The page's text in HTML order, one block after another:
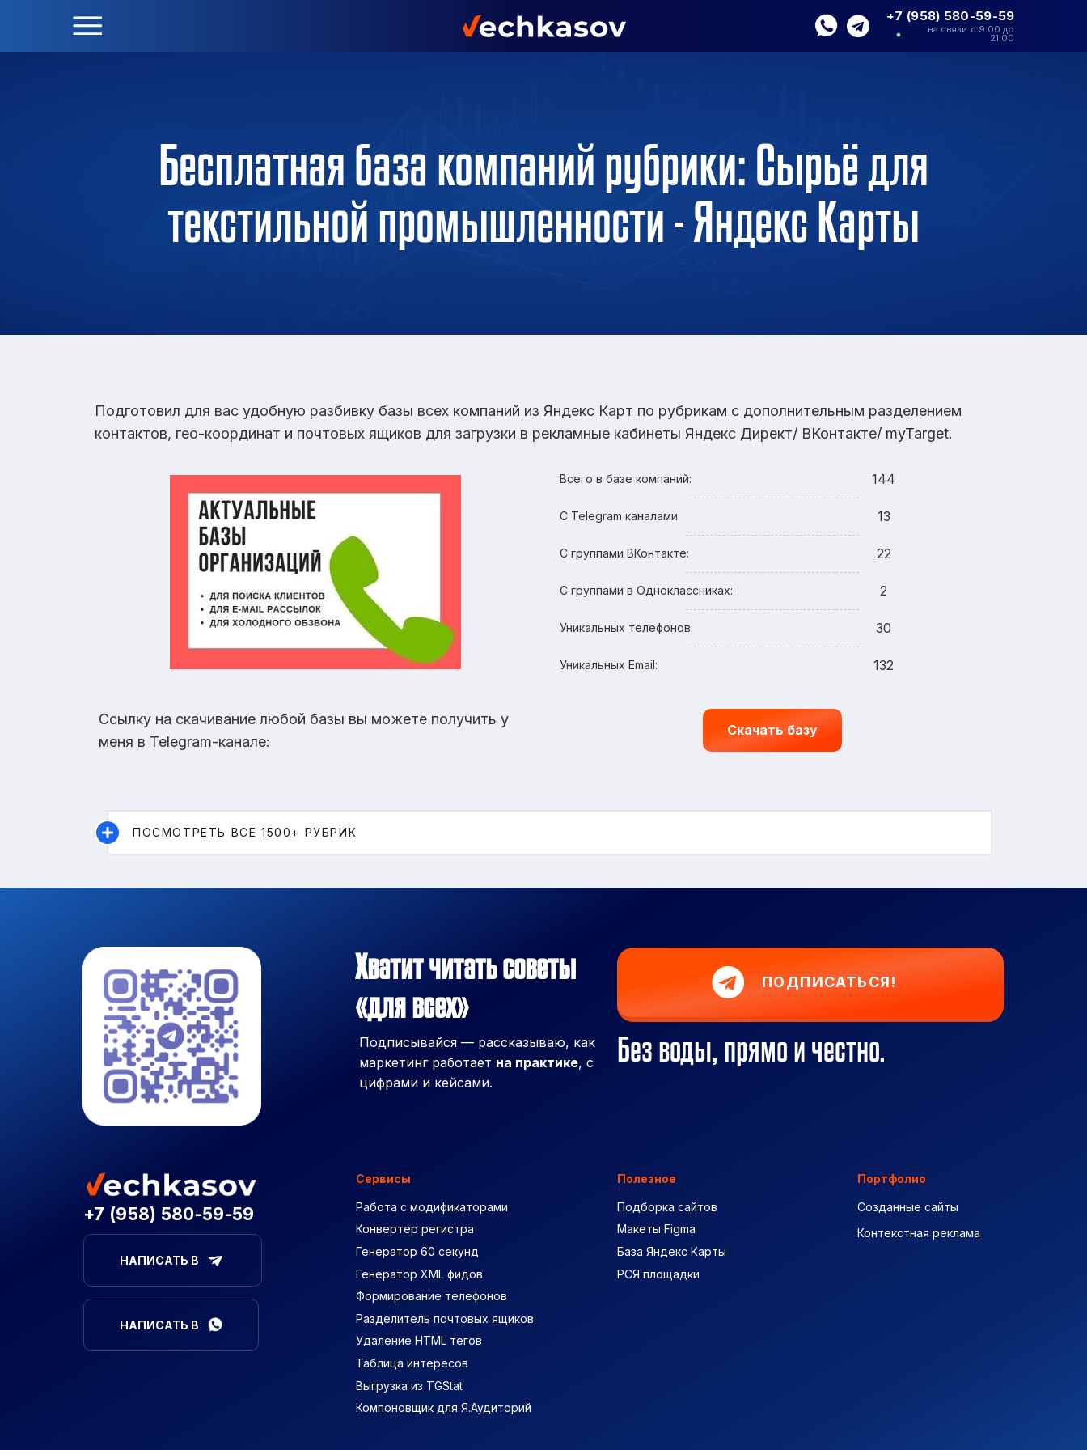
+7 (958) 580-59-59
на связи с 9:00 до
21:00
Бесплатная база компаний рубрики: Сырьё для
текстильной промышленности - Яндекс Карты
Подготовил для вас удобную разбивку базы всех компаний из Яндекс Карт по рубрикам с дополнительным разделением
контактов, гео-координат и почтовых ящиков для загрузки в рекламные кабинеты Яндекс Директ/ ВКонтакте/ myTarget.
Всего в базе компаний: 144
С Telegram каналами: 13
С группами ВКонтакте: 22
С группами в Одноклассниках: 2
Уникальных телефонов: 30
Уникальных Email: 132
Ссылку на скачивание любой базы вы можете получить у
меня в Telegram-канале:
Скачать базу
ПОСМОТРЕТЬ ВСЕ 1500+ РУБРИК
Хватит читать советы
«для всех»
Подписывайся — рассказываю, как
маркетинг работает на практике, с
цифрами и кейсами.
ПОДПИСАТЬСЯ!
Без воды, прямо и честно.
+7 (958) 580-59-59
НАПИСАТЬ В
НАПИСАТЬ В
Сервисы
Работа с модификаторами
Конвертер регистра
Генератор 60 секунд
Генератор XML фидов
Формирование телефонов
Разделитель почтовых ящиков
Удаление HTML тегов
Таблица интересов
Выгрузка из TGStat
Компоновщик для Я.Аудиторий
Полезное
Подборка сайтов
Макеты Figma
База Яндекс Карты
РСЯ площадки
Портфолио
Созданные сайты
Контекстная реклама